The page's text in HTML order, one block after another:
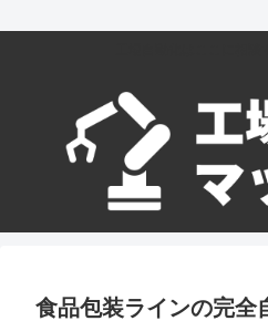
食品包装ラインの完全